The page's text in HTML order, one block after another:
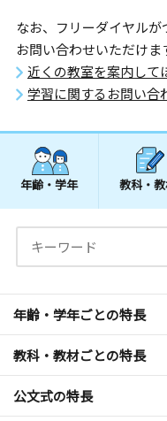
なお、フリーダイヤル
お問い合わせいただけま
近くの教室を案内して
学習に関するお問い合
年齢・学年 教科・
年齢・学年ごとの特長
教科・教材ごとの特長
公文式の特長